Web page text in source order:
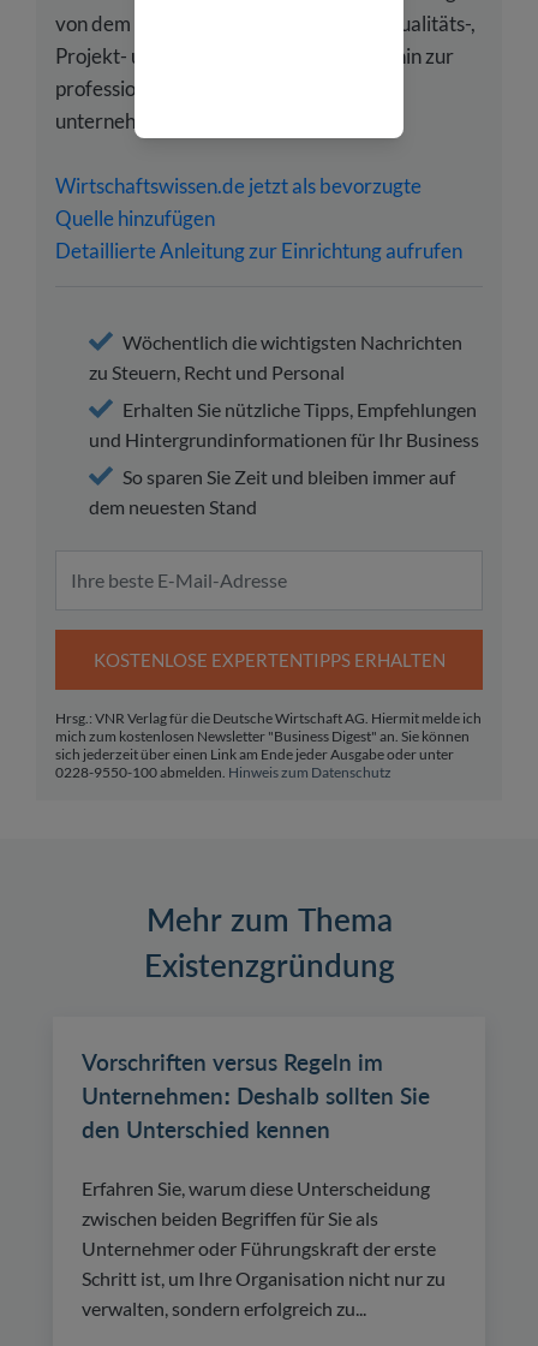
von dem Gründungsprozess über das Qualitäts-,
Projekt- und Change-Management bis hin zur
professionellen Korrespondenz und
unternehmerischen Rechtsfragen.
Wirtschaftswissen.de jetzt als bevorzugte
Quelle hinzufügen
Detaillierte Anleitung zur Einrichtung aufrufen
Wöchentlich die wichtigsten Nachrichten
zu Steuern, Recht und Personal
Erhalten Sie nützliche Tipps, Empfehlungen
und Hintergrundinformationen für Ihr Business
So sparen Sie Zeit und bleiben immer auf
dem neuesten Stand
KOSTENLOSE EXPERTENTIPPS ERHALTEN
Hrsg.: VNR Verlag für die Deutsche Wirtschaft AG. Hiermit melde ich
mich zum kostenlosen Newsletter "Business Digest" an. Sie können
sich jederzeit über einen Link am Ende jeder Ausgabe oder unter
0228-9550-100 abmelden. Hinweis zum Datenschutz
Mehr zum Thema
Existenzgründung
Vorschriften versus Regeln im
Unternehmen: Deshalb sollten Sie
den Unterschied kennen
Erfahren Sie, warum diese Unterscheidung
zwischen beiden Begriffen für Sie als
Unternehmer oder Führungskraft der erste
Schritt ist, um Ihre Organisation nicht nur zu
verwalten, sondern erfolgreich zu...